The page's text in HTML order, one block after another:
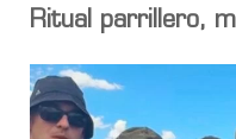
Ritual parrillero,